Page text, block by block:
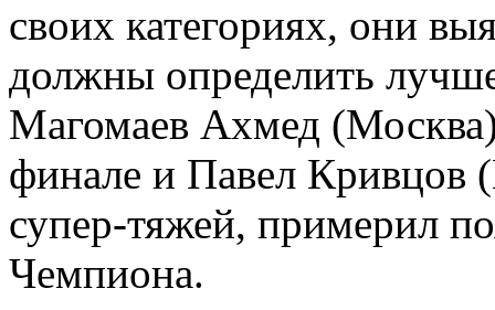
своих категориях, они
должны определить
Магомаев Ахмед (Москва)
финале и Павел Кривцов
супер-тяжей,
Чемпиона.